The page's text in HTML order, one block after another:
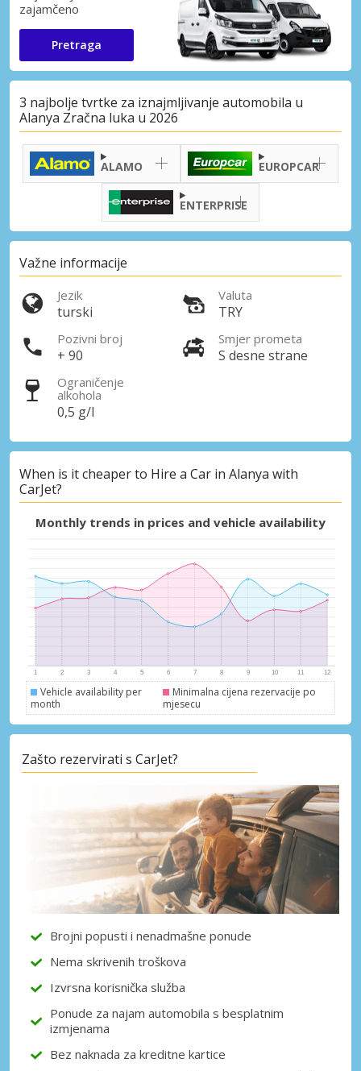
zajamčeno
Pretraga
3 najbolje tvrtke za iznajmljivanje automobila u
Alanya Zračna luka u 2026
ALAMO EUROPCAR
ENTERPRISE
Važne informacije
Jezik
turski
Valuta
TRY
Pozivni broj
+ 90
Smjer prometa
S desne strane
Ograničenje
alkohola
0,5 g/l
When is it cheaper to Hire a Car in Alanya with
CarJet?
Monthly trends in prices and vehicle availability
Vehicle availability per
month
Minimalna cijena rezervacije po
mjesecu
Zašto rezervirati s CarJet?
Brojni popusti i nenadmašne ponude
Nema skrivenih troškova
Izvrsna korisnička služba
Ponude za najam automobila s besplatnim
izmjenama
Bez naknada za kreditne kartice
Pristupite ekskluzivnim ponudama naših
dobavljača
Prijava putem eLinka